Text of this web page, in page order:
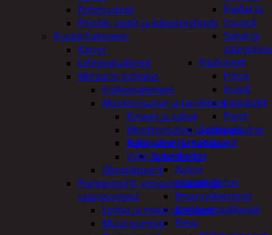
Paidat ja
housut
Sukat ja
Päähineet
Hatut
Huivit
Lippalakit
Pipot
Sadeasut
Auto, vene ja moottori
Autonhoito
Auton
sisäpuhdistus
Ilmanraikastimet
Korjausmaalikynät
Pesu
Pehmusteet
Pöydät, tuolit ja kalusteryhmät
Puutarhakoneet
Kärryt
Lehtipuhaltimet
Metsurin työkalut
Halkomakoneet
Moottorisahat ja tarvikkeet
Kirveet ja sahat
Moottorisahat ja raivaussahat
Tukkisakset ja sahapukit
Viilat ja teräketjut
Oksasilppurit
Painepesurit, vesiautomaatit ja
uppopumput
Letkut ja muut tarvikkeet
Muut pumput